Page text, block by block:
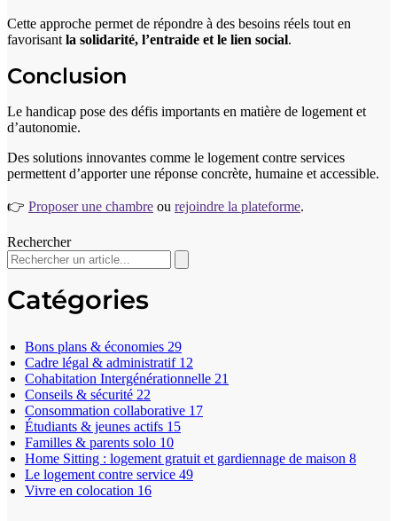
Cette approche permet de répondre à des besoins réels tout en
favorisantla solidarité, l’entraide et le lien social.
Conclusion
Le handicap pose des défis importants en matière de logement et
d’autonomie.
Des solutions innovantes comme le logement contre services
permettent d’apporter une réponse concrète, humaine et accessible.
👉 Proposer une chambre ou rejoindre la plateforme.
Rechercher
Catégories
Bons plans & économies 29
Cadre légal & administratif 12
Cohabitation Intergénérationnelle 21
Conseils & sécurité 22
Consommation collaborative 17
Étudiants & jeunes actifs 15
Familles & parents solo 10
Home Sitting : logement gratuit et gardiennage de maison 8
Le logement contre service 49
Vivre en colocation 16